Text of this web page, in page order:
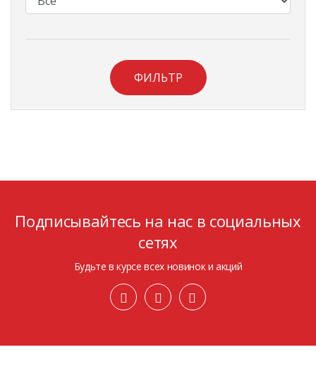
ФИЛЬТР
Подписывайтесь на нас в социальных
сетях
Будьте в курсе всех новинок и акций